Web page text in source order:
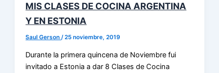
MIS CLASES DE COCINA ARGENTINA
Y EN ESTONIA
Saul Gerson/25 noviembre, 2019
Durante la primera quincena de Noviembre fui
invitado a Estonia a dar 8 Clases de Cocina